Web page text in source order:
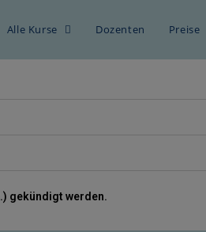
Alle Kurse Dozenten Preise
gekündigt werden.